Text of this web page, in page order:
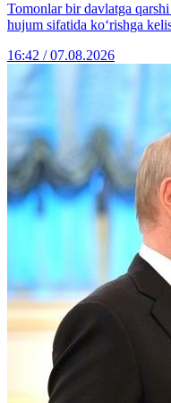
Tomonlar bir davlatga
hujum sifatida ko‘rishga
16:42 / 07.08.2026